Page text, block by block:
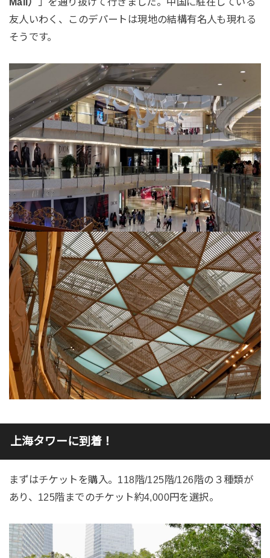
友人いわく、このデパートは現地の結構有名人も現れる
そうです。
上海タワーに到着！
まずはチケットを購入。118階/125階/126階の３種類が
あり、125階までのチケット約4,000円を選択。